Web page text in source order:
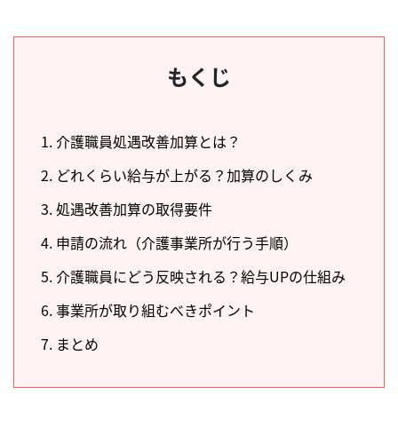
もくじ
1. 介護職員処遇改善加算とは？
2. どれくらい給与が上がる？加算のしくみ
3. 処遇改善加算の取得要件
4. 申請の流れ（介護事業所が行う手順）
5. 介護職員にどう反映される？給与UPの仕組み
6. 事業所が取り組むべきポイント
7. まとめ